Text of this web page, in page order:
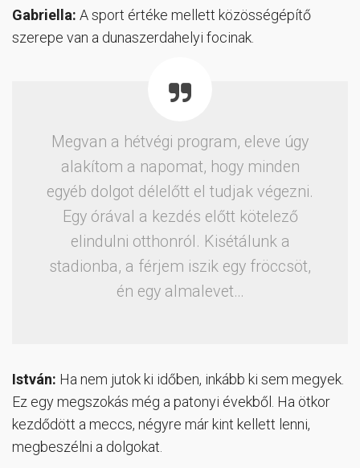
Gabriella: A sport értéke mellett közösségépítő
szerepe van a dunaszerdahelyi focinak.
Megvan a hétvégi program, eleve úgy
alakítom a napomat, hogy minden
egyéb dolgot délelőtt el tudjak végezni.
Egy órával a kezdés előtt kötelező
elindulni otthonról. Kisétálunk a
stadionba, a férjem iszik egy fröccsöt,
én egy almalevet…
István: Ha nem jutok ki időben, inkább ki sem megyek.
Ez egy megszokás még a patonyi évekből. Ha ötkor
kezdődött a meccs, négyre már kint kellett lenni,
megbeszélni a dolgokat.